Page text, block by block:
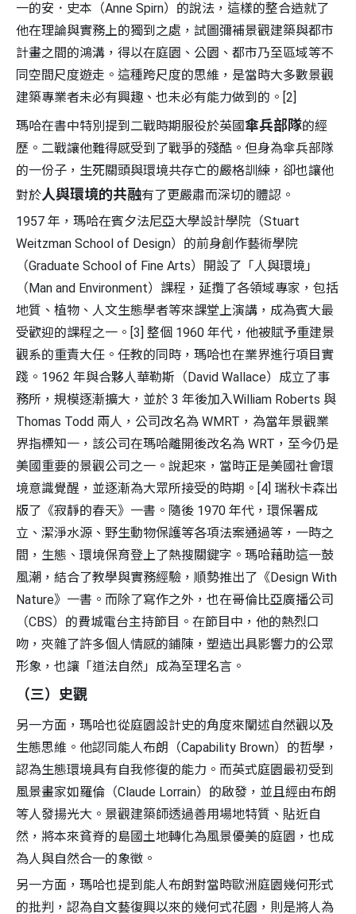
一的安．史本（Anne Spirn）的說法，這樣的整合造就了
他在理論與實務上的獨到之處，試圖彌補景觀建築與都市
計畫之間的鴻溝，得以在庭園、公園、都市乃至區域等不
同空間尺度遊走。這種跨尺度的思維，是當時大多數景觀
建築專業者未必有興趣、也未必有能力做到的。[2]
瑪哈在書中特別提到二戰時期服役於英國傘兵部隊的經
歷。二戰讓他難得感受到了戰爭的殘酷。但身為傘兵部隊
的一份子，生死關頭與環境共存亡的嚴格訓練，卻也讓他
對於人與環境的共融有了更嚴肅而深切的體認。
1957 年，瑪哈在賓夕法尼亞大學設計學院（Stuart
Weitzman School of Design）的前身創作藝術學院
（Graduate School of Fine Arts）開設了「人與環境」
（Man and Environment）課程，延攬了各領域專家，包括
地質、植物、人文生態學者等來課堂上演講，成為賓大最
受歡迎的課程之一。[3] 整個 1960 年代，他被賦予重建景
觀系的重責大任。任教的同時，瑪哈也在業界進行項目實
踐。1962 年與合夥人華勒斯（David Wallace）成立了事
務所，規模逐漸擴大，並於 3 年後加入William Roberts 與
Thomas Todd 兩人，公司改名為 WMRT，為當年景觀業
界指標知一，該公司在瑪哈離開後改名為 WRT，至今仍是
美國重要的景觀公司之一。說起來，當時正是美國社會環
境意識覺醒，並逐漸為大眾所接受的時期。[4] 瑞秋卡森出
版了《寂靜的春天》一書。隨後 1970 年代，環保署成
立、潔淨水源、野生動物保護等各項法案通過等，一時之
間，生態、環境保育登上了熱搜關鍵字。瑪哈藉助這一鼓
風潮，結合了教學與實務經驗，順勢推出了《Design With
Nature》一書。而除了寫作之外，也在哥倫比亞廣播公司
（CBS）的費城電台主持節目。在節目中，他的熱烈口
吻，夾雜了許多個人情感的鋪陳，塑造出具影響力的公眾
形象，也讓「道法自然」成為至理名言。
（三）史觀
另一方面，瑪哈也從庭園設計史的角度來闡述自然觀以及
生態思維。他認同能人布朗（Capability Brown）的哲學，
認為生態環境具有自我修復的能力。而英式庭園最初受到
風景畫家如羅倫（Claude Lorrain）的啟發，並且經由布朗
等人發揚光大。景觀建築師透過善用場地特質、貼近自
然，將本來貧脊的島國土地轉化為風景優美的庭園，也成
為人與自然合一的象徵。
另一方面，瑪哈也提到能人布朗對當時歐洲庭園幾何形式
的批判，認為自文藝復興以來的幾何式花園，則是將人為